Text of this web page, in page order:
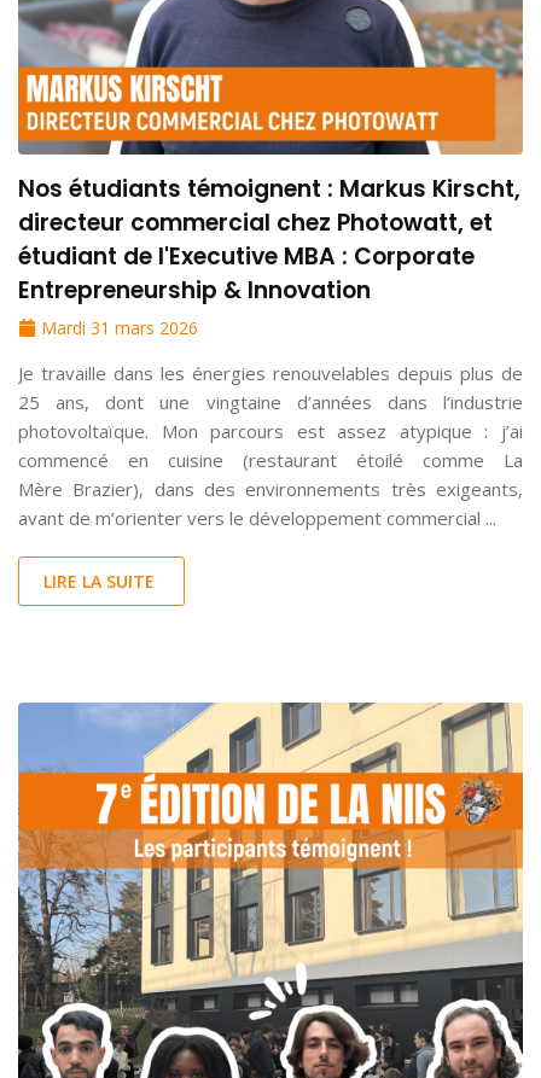
Nos étudiants témoignent : Markus Kirscht,
directeur commercial chez Photowatt, et
étudiant de l'Executive MBA : Corporate
Entrepreneurship & Innovation
Mardi 31 mars 2026
Je travaille dans les énergies renouvelables depuis plus de
25 ans, dont une vingtaine d’années dans l’industrie
photovoltaïque. Mon parcours est assez atypique : j’ai
commencé en cuisine (restaurant étoilé comme La
Mère Brazier), dans des environnements très exigeants,
avant de m’orienter vers le développement commercial ...
LIRE LA SUITE